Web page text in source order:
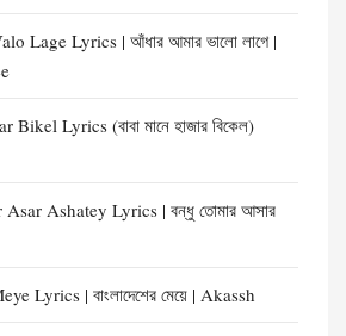
Lage Lyrics | আঁধার আমার ভালো লাগে |
Lyrics (বাবা মানে হাজার বিকেল)
Ashatey Lyrics | বন্ধু তোমার আসার
Lyrics | বাংলাদেশের মেয়ে | Akassh